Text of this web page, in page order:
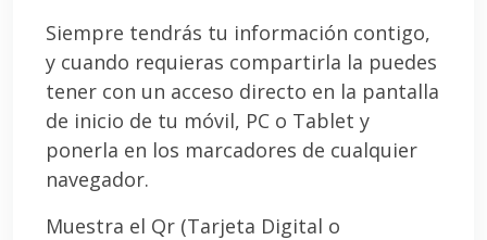
Siempre tendrás tu información contigo,
y cuando requieras compartirla la puedes
tener con un acceso directo en la pantalla
de inicio de tu móvil, PC o Tablet y
ponerla en los marcadores de cualquier
navegador.
Muestra el Qr (Tarjeta Digital o